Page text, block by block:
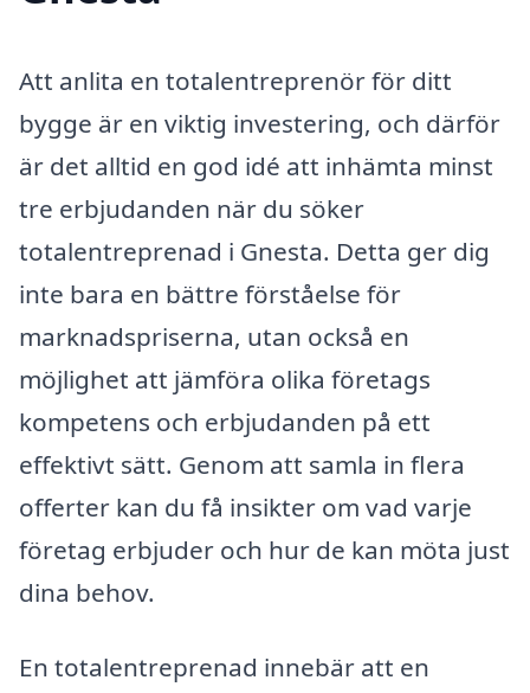
Att anlita en totalentreprenör för ditt
bygge är en viktig investering, och därför
är det alltid en god idé att inhämta minst
tre erbjudanden när du söker
totalentreprenad i Gnesta. Detta ger dig
inte bara en bättre förståelse för
marknadspriserna, utan också en
möjlighet att jämföra olika företags
kompetens och erbjudanden på ett
effektivt sätt. Genom att samla in flera
offerter kan du få insikter om vad varje
företag erbjuder och hur de kan möta just
dina behov.
En totalentreprenad innebär att en